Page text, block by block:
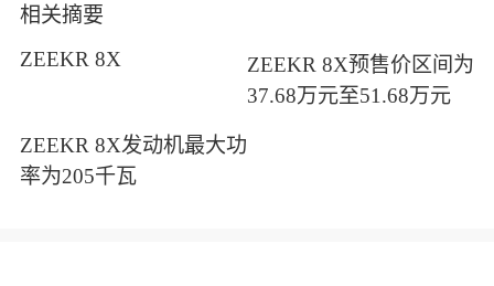
相关摘要
ZEEKR 8X
ZEEKR 8X预售价区间为
37.68万元至51.68万元
ZEEKR 8X发动机最大功
率为205千瓦